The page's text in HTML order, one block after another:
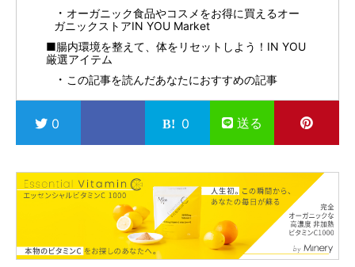
オーガニック食品やコスメをお得に買えるオー
ガニックストアIN YOU Market
■腸内環境を整えて、体をリセットしよう！IN YOU
厳選アイテム
この記事を読んだあなたにおすすめの記事
0 0 送る